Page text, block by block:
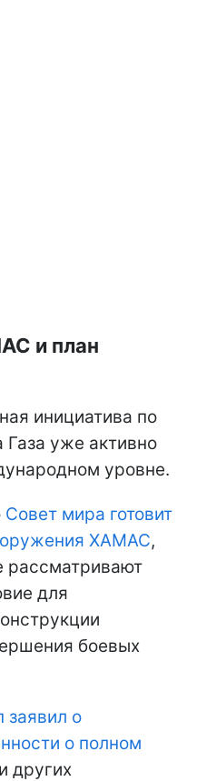
и план
инициатива по
уже активно
уровне.
Совет мира готовит
ХАМАС,
рассматривают
для
боевых
заявил о
о полном
и других